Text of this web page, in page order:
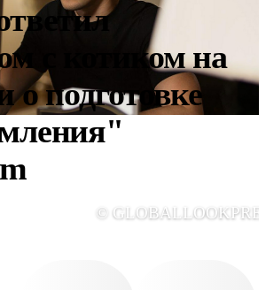
с котиком на
о подготовке
©